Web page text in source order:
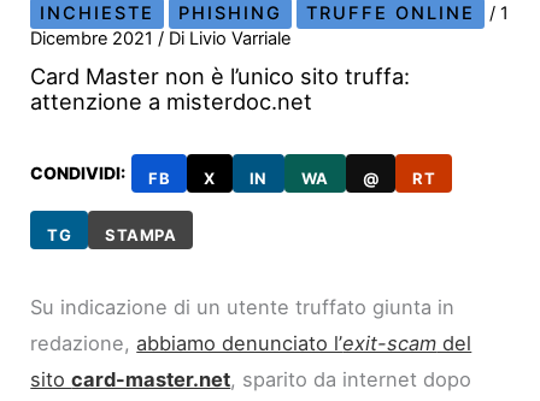
INCHIESTE PHISHING TRUFFE ONLINE /1
Dicembre 2021/ Di Livio Varriale
Card Master non è l’unico sito truffa:
attenzione a misterdoc.net
CONDIVIDI: FB X IN WA @ RT
TG STAMPA
Su indicazione di un utente truffato giunta in
redazione,abbiamo denunciato l’exit-scam del
sitocard-master.net, sparito da internet dopo